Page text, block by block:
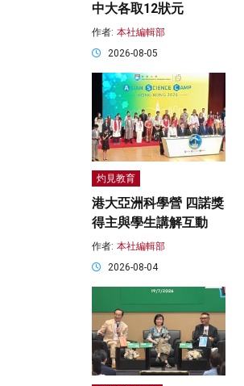
中大各取12狀元
作者: 本社編輯部
2026-08-05
灼見教育
港大亞洲科學營 四諾獎
得主與學生講解互動
作者: 本社編輯部
2026-08-04